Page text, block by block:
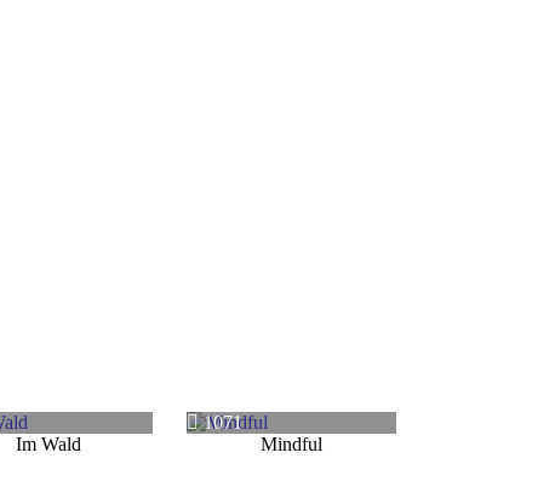
Im Wald
1071
Mindful